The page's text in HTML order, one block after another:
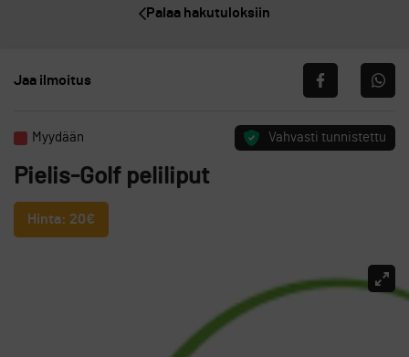
Palaa hakutuloksiin
Jaa ilmoitus
Myydään Vahvasti tunnistettu
Pielis-Golf peliliput
Hinta: 20€